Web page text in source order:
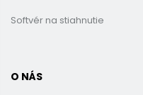
Softvér na stiahnutie
O NÁS